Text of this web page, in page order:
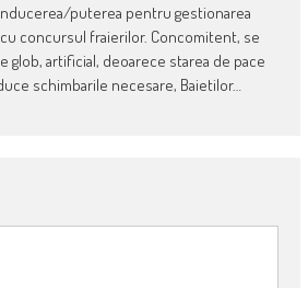
puterea pentru gestionarea
concursul fraierilor. Concomitent, se
glob, artificial, deoarece starea de pace
schimbarile necesare, Baietilor…